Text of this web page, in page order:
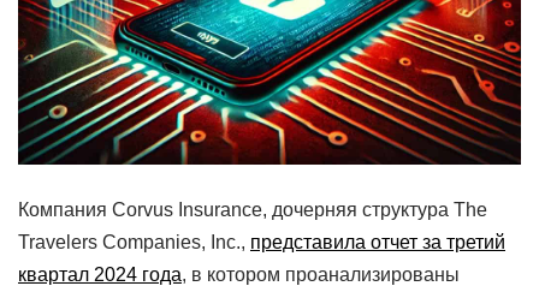
Компания Corvus Insurance, дочерняя структура The
Travelers Companies, Inc., представила отчет за третий
квартал 2024 года, в котором проанализированы